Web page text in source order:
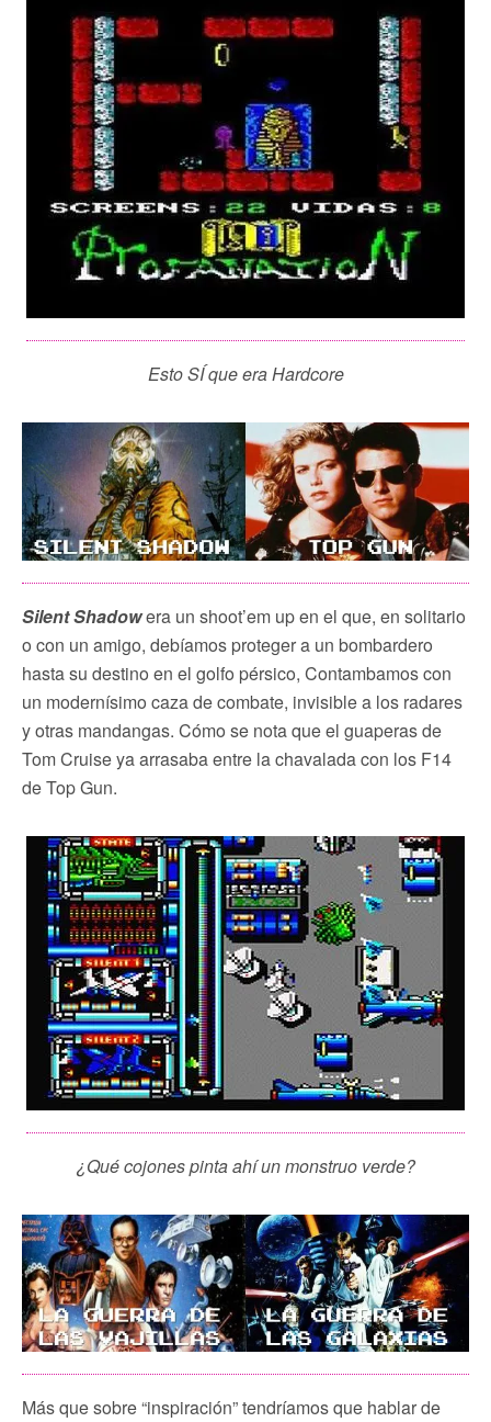
Esto SÍ que era Hardcore
Silent Shadowera un shoot’em up en el que, en solitario
o con un amigo, debíamos proteger a un bombardero
hasta su destino en el golfo pérsico, Contambamos con
un modernísimo caza de combate, invisible a los radares
y otras mandangas. Cómo se nota que el guaperas de
Tom Cruise ya arrasaba entre la chavalada con los F14
de Top Gun.
¿Qué cojones pinta ahí un monstruo verde?
Más que sobre “inspiración” tendríamos que hablar de